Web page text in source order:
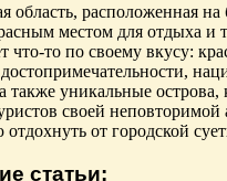
область, расположенная на
местом для отдыха и
что-то по своему вкусу:
также уникальные острова,
своей неповторимой
от городской
статьи: